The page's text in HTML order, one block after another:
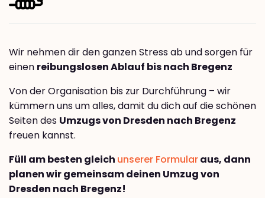
Wir nehmen dir den ganzen Stress ab und sorgen für
einen reibungslosen Ablauf bis nach Bregenz
Von der Organisation bis zur Durchführung – wir
kümmern uns um alles, damit du dich auf die schönen
Seiten des Umzugs von Dresden nach Bregenz
freuen kannst.
Füll am besten gleich unserer Formularaus, dann
planen wir gemeinsam deinen Umzug von
Dresden nach Bregenz!